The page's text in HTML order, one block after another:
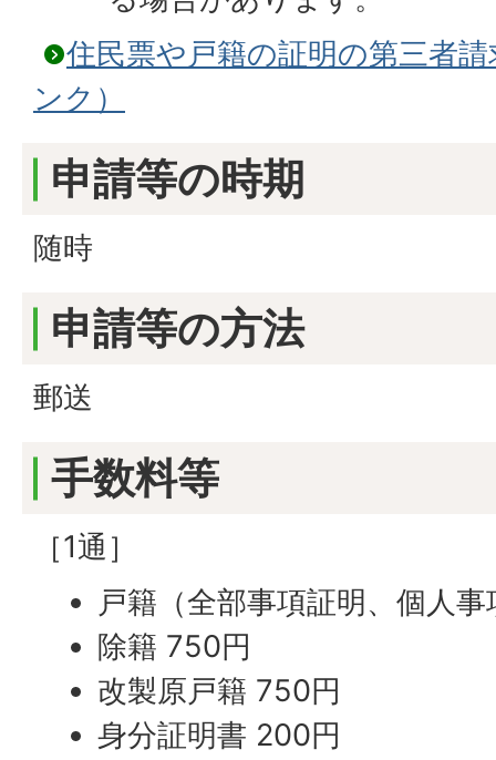
住民票や戸籍の証明の第三者
ンク）
申請等の時期
随時
申請等の方法
郵送
手数料等
［1通］
戸籍（全部事項証明、個人
除籍 750円
改製原戸籍 750円
身分証明書 200円